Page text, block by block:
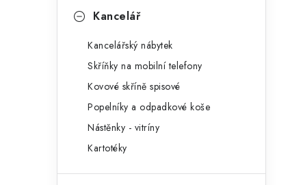
Kancelář
Kancelářský nábytek
Skříňky na mobilní telefony
Kovové skříně spisové
Popelníky a odpadkové koše
Nástěnky - vitríny
Kartotéky